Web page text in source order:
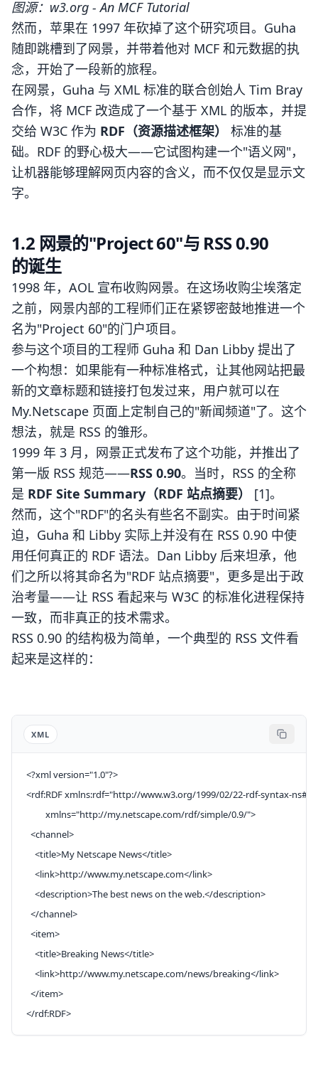
图源：w3.org - An MCF Tutorial
然而，苹果在 1997 年砍掉了这个研究项目。Guha
随即跳槽到了网景，并带着他对 MCF 和元数据的执
念，开始了一段新的旅程。
在网景，Guha 与 XML 标准的联合创始人 Tim Bray
合作，将 MCF 改造成了一个基于 XML 的版本，并提
交给 W3C 作为 RDF（资源描述框架）
标准的基
础。RDF 的野心极大——它试图构建一个"语义网"，
让机器能够理解网页内容的含义，而不仅仅是显示文
字。
1.2 网景的"Project 60"与 RSS 0.90
的诞生
1998 年，AOL 宣布收购网景。在这场收购尘埃落定
之前，网景内部的工程师们正在紧锣密鼓地推进一个
名为"Project 60"的门户项目。
参与这个项目的工程师 Guha 和 Dan Libby 提出了
一个构想：如果能有一种标准格式，让其他网站把最
新的文章标题和链接打包发过来，用户就可以在
My.Netscape 页面上定制自己的"新闻频道"了。这个
想法，就是 RSS 的雏形。
1999 年 3 月，网景正式发布了这个功能，并推出了
第一版 RSS 规范——RSS 0.90。当时，RSS 的全称
是 RDF Site Summary（RDF 站点摘要）
[1]。
然而，这个"RDF"的名头有些名不副实。由于时间紧
迫，Guha 和 Libby 实际上并没有在 RSS 0.90 中使
用任何真正的 RDF 语法。Dan Libby 后来坦承，他
们之所以将其命名为"RDF 站点摘要"，更多是出于政
治考量——让 RSS 看起来与 W3C 的标准化进程保持
一致，而非真正的技术需求。
RSS 0.90 的结构极为简单，一个典型的 RSS 文件看
起来是这样的：
XML
<?xml version="1.0"?>
<rdf:RDF xmlns:rdf="http://www.w3.org/1999/02/22-rdf-syntax-ns#"
         xmlns
="http://my.netscape.com/rdf/simple/0.9/">
  <
channel>
    <
title>My Netscape News</title>
    <
link>http://www.my.netscape.com</link>
    <
description>The best news on the web.</description>
  </
channel>
  <
item>
    <
title>Breaking News</title>
    <
link>http://www.my.netscape.com/news/breaking</link>
  </
item>
</rdf:RDF>